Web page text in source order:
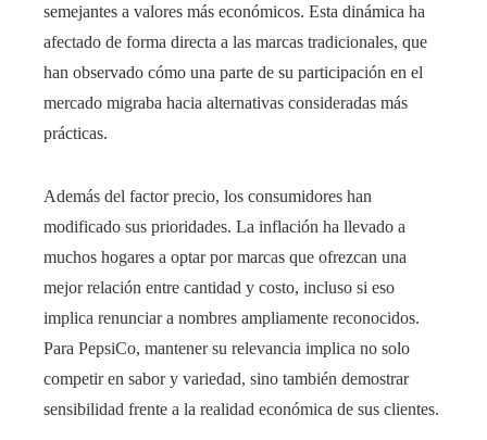
semejantes a valores más económicos. Esta dinámica ha
afectado de forma directa a las marcas tradicionales, que
han observado cómo una parte de su participación en el
mercado migraba hacia alternativas consideradas más
prácticas.
Además del factor precio, los consumidores han
modificado sus prioridades. La inflación ha llevado a
muchos hogares a optar por marcas que ofrezcan una
mejor relación entre cantidad y costo, incluso si eso
implica renunciar a nombres ampliamente reconocidos.
Para PepsiCo, mantener su relevancia implica no solo
competir en sabor y variedad, sino también demostrar
sensibilidad frente a la realidad económica de sus clientes.